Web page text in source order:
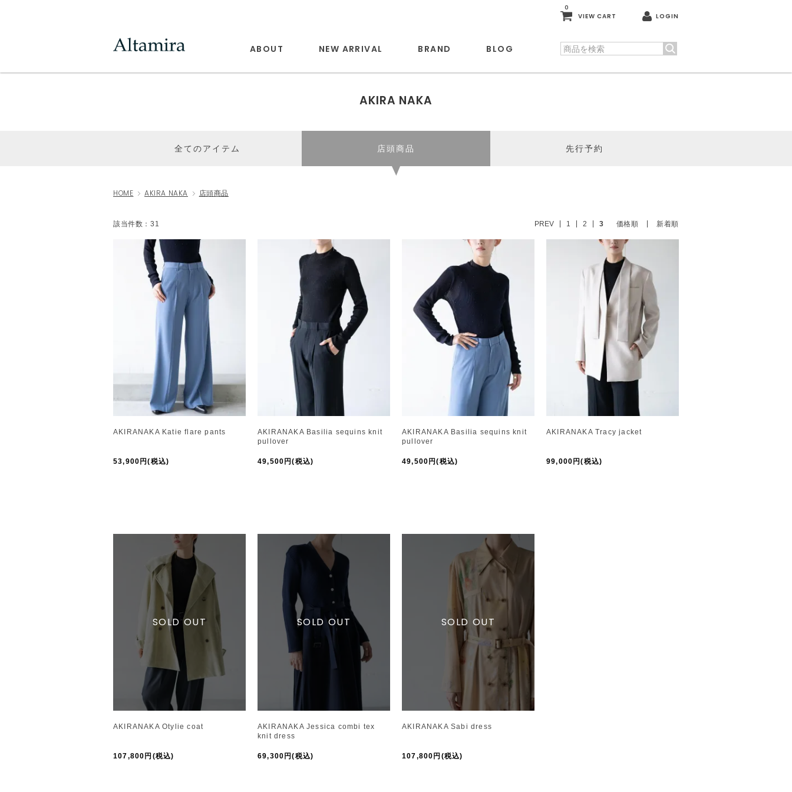
0
VIEW CART LOGIN
ABOUT NEW ARRIVAL BRAND BLOG
AKIRA NAKA
全てのアイテム 店頭商品 先行予約
HOME AKIRA NAKA 店頭商品
該当件数：31 価格順 新着順
PREV 1 2 3
AKIRANAKA Katie flare pants
53,900円(税込)
AKIRANAKA Basilia sequins knit
pullover
49,500円(税込)
AKIRANAKA Basilia sequins knit
pullover
49,500円(税込)
AKIRANAKA Tracy jacket
99,000円(税込)
AKIRANAKA Otylie coat
107,800円(税込)
AKIRANAKA Jessica combi tex
knit dress
69,300円(税込)
AKIRANAKA Sabi dress
107,800円(税込)